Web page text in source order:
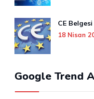
CE
18 Nisan
Google Trend